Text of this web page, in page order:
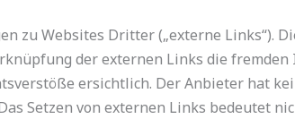
zu Websites Dritter („externe Links“).
der externen Links die
ersichtlich. Der Anbieter hat
Setzen von externen Links bedeutet